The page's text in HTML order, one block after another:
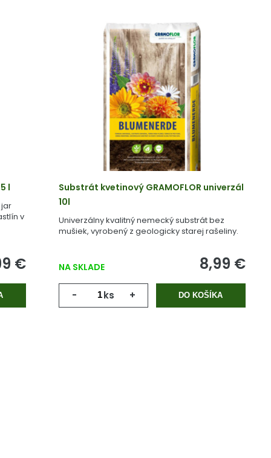
l
v
€
Substrát kvetinový GRAMOFLOR univerzál
10l
Univerzálny kvalitný nemecký substrát bez
mušiek, vyrobený z geologicky starej rašeliny.
NA SKLADE 8,99 €
- ks + DO KOŠÍKA